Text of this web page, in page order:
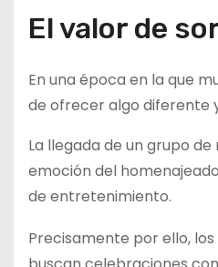
El valor de
En una época en la que
de ofrecer algo diferente
La llegada de un grupo
emoción del
de entretenimiento.
Precisamente por ello, los